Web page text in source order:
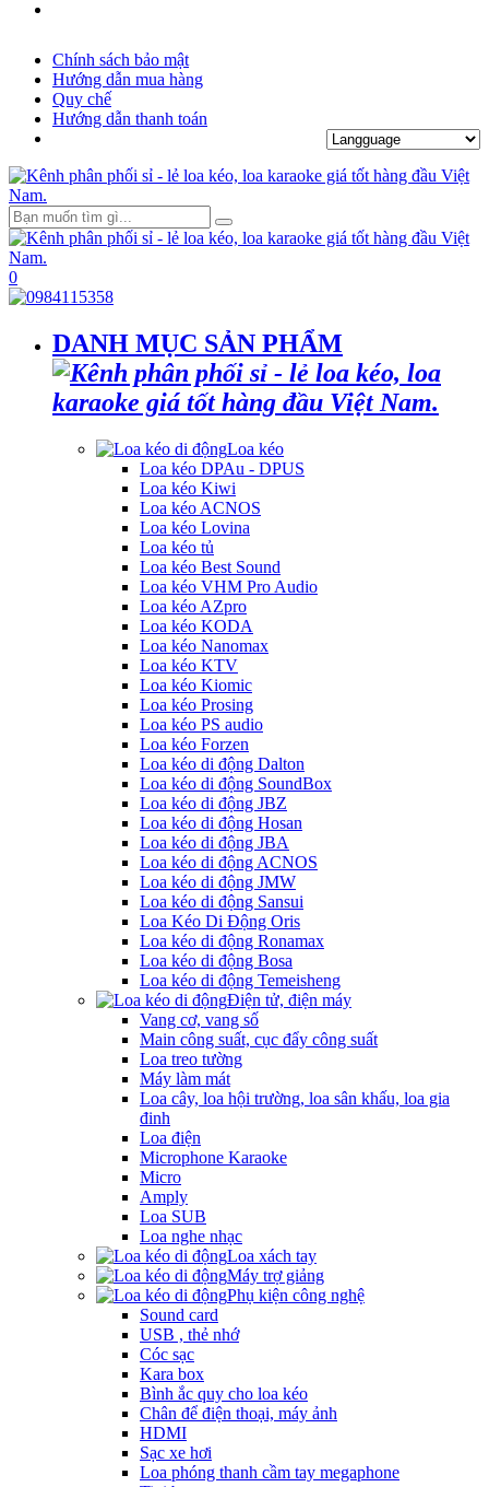
Chính sách bảo mật
Hướng dẫn mua hàng
Quy chế
Hướng dẫn thanh toán
0
DANH MỤC SẢN PHẨM
Loa kéo
Loa kéo DPAu - DPUS
Loa kéo Kiwi
Loa kéo ACNOS
Loa kéo Lovina
Loa kéo tủ
Loa kéo Best Sound
Loa kéo VHM Pro Audio
Loa kéo AZpro
Loa kéo KODA
Loa kéo Nanomax
Loa kéo KTV
Loa kéo Kiomic
Loa kéo Prosing
Loa kéo PS audio
Loa kéo Forzen
Loa kéo di động Dalton
Loa kéo di động SoundBox
Loa kéo di động JBZ
Loa kéo di động Hosan
Loa kéo di động JBA
Loa kéo di động ACNOS
Loa kéo di động JMW
Loa kéo di động Sansui
Loa Kéo Di Động Oris
Loa kéo di động Ronamax
Loa kéo di động Bosa
Loa kéo di động Temeisheng
Điện tử, điện máy
Vang cơ, vang số
Main công suất, cục đẩy công suất
Loa treo tường
Máy làm mát
Loa cây, loa hội trường, loa sân khấu, loa gia
đinh
Loa điện
Microphone Karaoke
Micro
Amply
Loa SUB
Loa nghe nhạc
Loa xách tay
Máy trợ giảng
Phụ kiện công nghệ
Sound card
USB , thẻ nhớ
Cóc sạc
Kara box
Bình ắc quy cho loa kéo
Chân để điện thoại, máy ảnh
HDMI
Sạc xe hơi
Loa phóng thanh cầm tay megaphone